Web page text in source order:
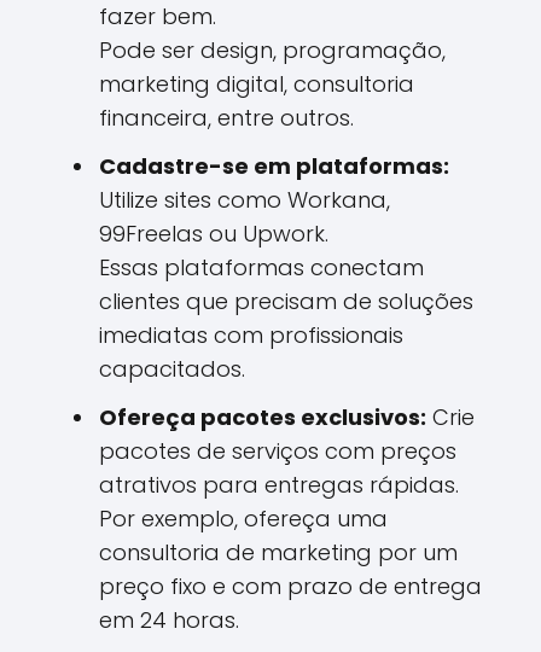
fazer bem.
Pode ser design, programação,
marketing digital, consultoria
financeira, entre outros.
Cadastre-se em plataformas:
Utilize sites como Workana,
99Freelas ou Upwork.
Essas plataformas conectam
clientes que precisam de soluções
imediatas com profissionais
capacitados.
Ofereça pacotes exclusivos: Crie
pacotes de serviços com preços
atrativos para entregas rápidas.
Por exemplo, ofereça uma
consultoria de marketing por um
preço fixo e com prazo de entrega
em 24 horas.